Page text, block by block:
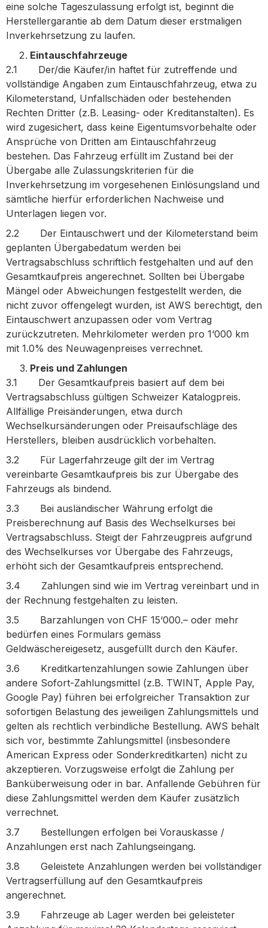
eine solche Tageszulassung erfolgt ist, beginnt die
Herstellergarantie ab dem Datum dieser erstmaligen
Inverkehrsetzung zu laufen.
Eintauschfahrzeuge
2.1 Der/die Käufer/in haftet für zutreffende und
vollständige Angaben zum Eintauschfahrzeug, etwa zu
Kilometerstand, Unfallschäden oder bestehenden
Rechten Dritter (z.B. Leasing- oder Kreditanstalten). Es
wird zugesichert, dass keine Eigentumsvorbehalte oder
Ansprüche von Dritten am Eintauschfahrzeug
bestehen. Das Fahrzeug erfüllt im Zustand bei der
Übergabe alle Zulassungskriterien für die
Inverkehrsetzung im vorgesehenen Einlösungsland und
sämtliche hierfür erforderlichen Nachweise und
Unterlagen liegen vor.
2.2 Der Eintauschwert und der Kilometerstand beim
geplanten Übergabedatum werden bei
Vertragsabschluss schriftlich festgehalten und auf den
Gesamtkaufpreis angerechnet. Sollten bei Übergabe
Mängel oder Abweichungen festgestellt werden, die
nicht zuvor offengelegt wurden, ist AWS berechtigt, den
Eintauschwert anzupassen oder vom Vertrag
zurückzutreten. Mehrkilometer werden pro 1‘000 km
mit 1.0% des Neuwagenpreises verrechnet.
Preis und Zahlungen
3.1 Der Gesamtkaufpreis basiert auf dem bei
Vertragsabschluss gültigen Schweizer Katalogpreis.
Allfällige Preisänderungen, etwa durch
Wechselkursänderungen oder Preisaufschläge des
Herstellers, bleiben ausdrücklich vorbehalten.
3.2 Für Lagerfahrzeuge gilt der im Vertrag
vereinbarte Gesamtkaufpreis bis zur Übergabe des
Fahrzeugs als bindend.
3.3 Bei ausländischer Währung erfolgt die
Preisberechnung auf Basis des Wechselkurses bei
Vertragsabschluss. Steigt der Fahrzeugpreis aufgrund
des Wechselkurses vor Übergabe des Fahrzeugs,
erhöht sich der Gesamtkaufpreis entsprechend.
3.4 Zahlungen sind wie im Vertrag vereinbart und in
der Rechnung festgehalten zu leisten.
3.5 Barzahlungen von CHF 15‘000.– oder mehr
bedürfen eines Formulars gemäss
Geldwäschereigesetz, ausgefüllt durch den Käufer.
3.6 Kreditkartenzahlungen sowie Zahlungen über
andere Sofort-Zahlungsmittel (z.B. TWINT, Apple Pay,
Google Pay) führen bei erfolgreicher Transaktion zur
sofortigen Belastung des jeweiligen Zahlungsmittels und
gelten als rechtlich verbindliche Bestellung. AWS behält
sich vor, bestimmte Zahlungsmittel (insbesondere
American Express oder Sonderkreditkarten) nicht zu
akzeptieren. Vorzugsweise erfolgt die Zahlung per
Banküberweisung oder in bar. Anfallende Gebühren für
diese Zahlungsmittel werden dem Käufer zusätzlich
verrechnet.
3.7 Bestellungen erfolgen bei Vorauskasse /
Anzahlungen erst nach Zahlungseingang.
3.8 Geleistete Anzahlungen werden bei vollständiger
Vertragserfüllung auf den Gesamtkaufpreis
angerechnet.
3.9 Fahrzeuge ab Lager werden bei geleisteter